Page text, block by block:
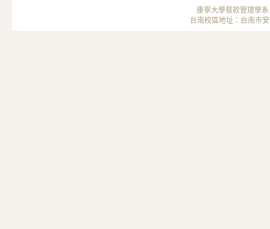
康寧大學餐飲管理學
台南校區地址：台南市